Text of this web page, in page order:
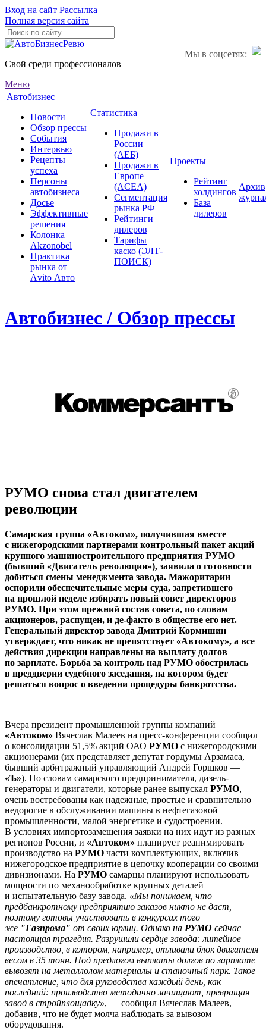
Вход на сайт Рассылка
Полная версия сайта
Мы в соцсетях:
Свой среди профессионалов
Меню
Автобизнес
Новости
Обзор прессы
События
Интервью
Рецепты
успеха
Персоны
автобизнеса
Досье
Эффективные
решения
Колонка
Akzonobel
Практика
рынка от
Аvito Авто
Статистика
Продажи в
России
(АЕБ)
Продажи в
Европе
(ACEA)
Сегментация
рынка РФ
Рейтинги
дилеров
Тарифы
каско (ЭЛТ-
ПОИСК)
Проекты
Рейтинг
холдингов
База
дилеров
Архив
Автобизнес / Обзор прессы
РУМО снова стал двигателем
революции
Самарская группа «Автоком», получившая вместе
с нижегородскими партнерами контрольный пакет акций
крупного машиностроительного предприятия РУМО
(бывший «Двигатель революции»), заявила о готовности
добиться смены менеджмента завода. Мажоритарии
оспорили обеспечительные меры суда, запретившего
на прошлой неделе избирать новый совет директоров
РУМО. При этом прежний состав совета, по словам
акционеров, распущен, и де-факто в обществе его нет.
Генеральный директор завода Дмитрий Кормишин
утверждает, что никак не препятствует «Автокому», а все
действия дирекции направлены на выплату долгов
по зарплате. Борьба за контроль над РУМО обострилась
в преддверии судебного заседания, на котором будет
решаться вопрос о введении процедуры банкротства.
Вчера президент промышленной группы компаний
«Автоком» Вячеслав Малеев на пресс-конференции сообщил
о консолидации 51,5% акций ОАО РУМО с нижегородскими
акционерами (их представляет депутат гордумы Арзамаса,
бывший арбитражный управляющий Андрей Горшков —
«Ъ»). По словам самарского предпринимателя, дизель-
генераторы и двигатели, которые ранее выпускал РУМО,
очень востребованы как надежные, простые и сравнительно
недорогие в обслуживании машины в нефтегазовой
промышленности, малой энергетике и судостроении.
В условиях импортозамещения заявки на них идут из разных
регионов России, и «Автоком» планирует реанимировать
производство на РУМО части комплектующих, включив
нижегородское предприятие в цепочку кооперации со своими
дивизионами. На РУМО самарцы планируют использовать
мощности по механообработке крупных деталей
и испытательную базу завода. «Мы понимаем, что
предбанкротному предприятию заказов никто не даст,
поэтому готовы участвовать в конкурсах того
же "Газпрома" от своих юрлиц. Однако на РУМО сейчас
настоящая трагедия. Разрушили сердце завода: литейное
производство, в котором, например, отливали блок двигателя
весом в 35 тонн. Под предлогом выплаты долгов по зарплате
вывозят на металлолом материалы и станочный парк. Такое
впечатление, что для руководства каждый день, как
последний: производство методично зачищают, превращая
завод в стройплощадку», — сообщил Вячеслав Малеев,
добавив, что не будет молча наблюдать за вывозом
оборудования.